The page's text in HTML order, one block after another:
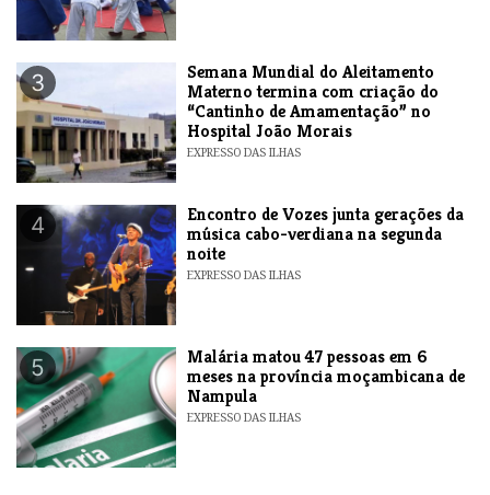
3
Semana Mundial do Aleitamento
Materno termina com criação do
“Cantinho de Amamentação” no
Hospital João Morais
EXPRESSO DAS ILHAS
4
Encontro de Vozes junta gerações da
música cabo-verdiana na segunda
noite
EXPRESSO DAS ILHAS
5
​Malária matou 47 pessoas em 6
meses na província moçambicana de
Nampula
EXPRESSO DAS ILHAS